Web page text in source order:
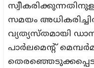
സമയം
വ്യത്യസ്തമായി
പാർലമെന്റ്